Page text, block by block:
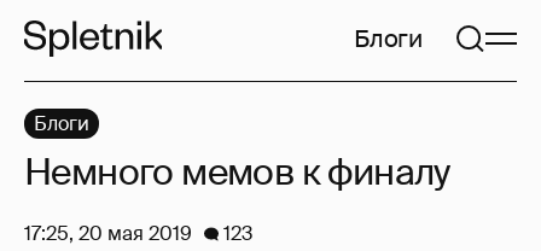
Блоги
Блоги
Немного мемов к финалу
17:25, 20 мая 2019
123